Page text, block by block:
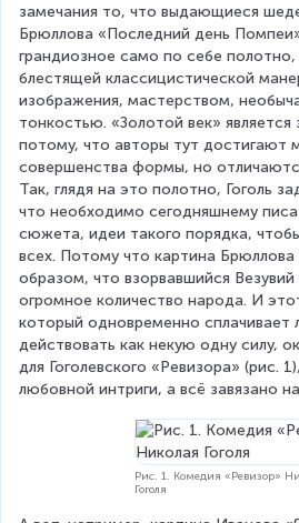
замечания то, что выдающиеся
Брюллова «Последний день
грандиозное само по себе полотно,
блестящей классицистической
изображения, мастерством,
тонкостью. «Золотой век»
потому, что авторы тут достигают
совершенства формы, но
Так, глядя на это полотно, Гоголь
что необходимо сегодняшнему
сюжета, идеи такого порядка,
всех. Потому что картина Брюллова
образом, что взорвавшийся
огромное количество народа. И
который одновременно сплачивает
действовать как некую одну силу,
для Гоголевского «Ревизора» (рис.
любовной интриги, а всё завязано
Рис. 1. Комедия «Ревизор»
Гоголя